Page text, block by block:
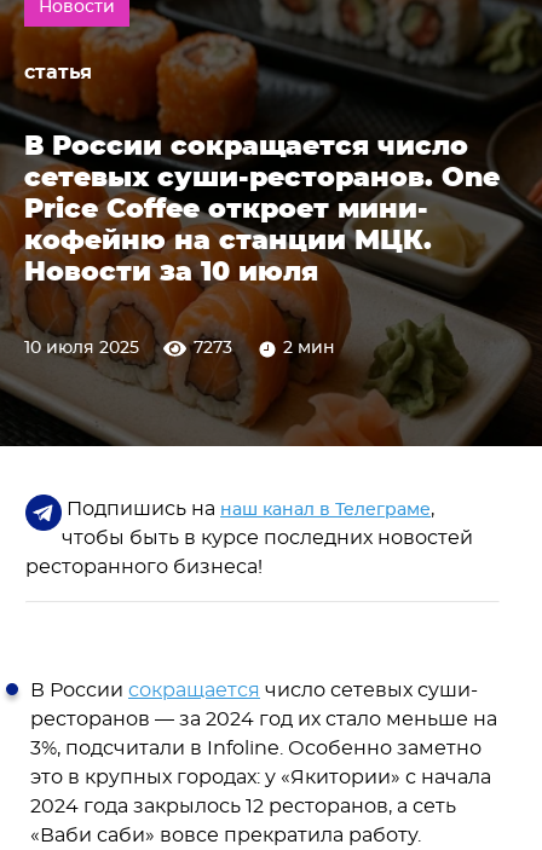
Новости
статья
В России сокращается число
сетевых суши-ресторанов. One
Price Coffee откроет мини-
кофейню на станции МЦК.
Новости за 10 июля
10 июля 2025 7273 2 мин
Подпишись на наш канал в Телеграме,
чтобы быть в курсе последних новостей
ресторанного бизнеса!
В России сокращается число сетевых суши-
ресторанов — за 2024 год их стало меньше на
3%, подсчитали в Infoline. Особенно заметно
это в крупных городах: у «Якитории» с начала
2024 года закрылось 12 ресторанов, а сеть
«Ваби саби» вовсе прекратила работу.